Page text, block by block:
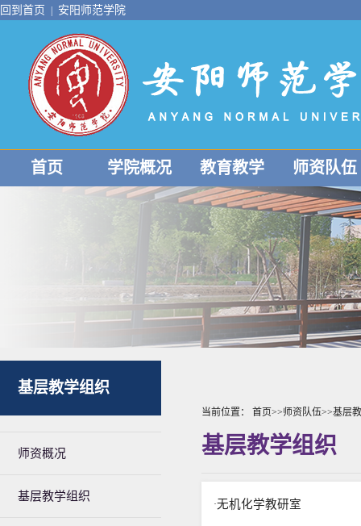
回到首页 安阳师范学院
首页 学院概况 教育教学 师资队伍
基层教学组织
师资概况
基层教学组织
当前位置： 首页>>师资队伍>>基层
基层教学组织
·无机化学教研室